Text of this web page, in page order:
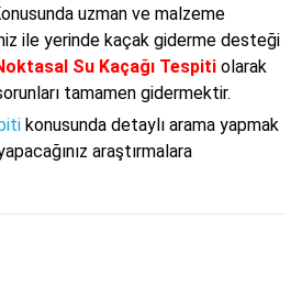
uzman ve malzeme
ile yerinde kaçak giderme desteği
Su Kaçağı Tespiti olarak
tamamen gidermektir.
konusunda detaylı arama yapmak
araştırmalara